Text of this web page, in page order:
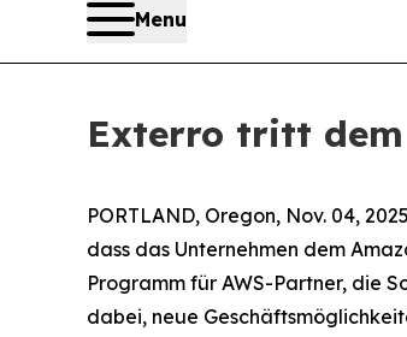
Menu
Exterro tritt dem
PORTLAND, Oregon, Nov. 04,
dass das Unternehmen dem
Programm für AWS-Partner, die
dabei, neue